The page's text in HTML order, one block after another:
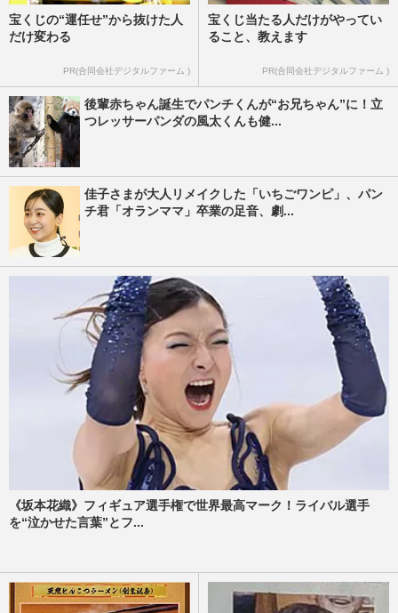
宝くじの“運任せ”から抜けた人
だけ変わる
PR(合同会社デジタルファーム )
宝くじ当たる人だけがやってい
ること、教えます
PR(合同会社デジタルファーム )
後輩赤ちゃん誕生でパンチくんが“お兄ちゃん”に！立
つレッサーパンダの風太くんも健...
佳子さまが大人リメイクした「いちごワンピ」、パン
チ君「オランママ」卒業の足音、劇...
《坂本花織》フィギュア選手権で世界最高マーク！ライバル選手
を“泣かせた言葉”とフ...